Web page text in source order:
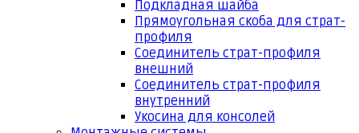
Подкладная шайба
Прямоугольная скоба для страт-
профиля
Соединитель страт-профиля
внешний
Соединитель страт-профиля
внутренний
Укосина для консолей